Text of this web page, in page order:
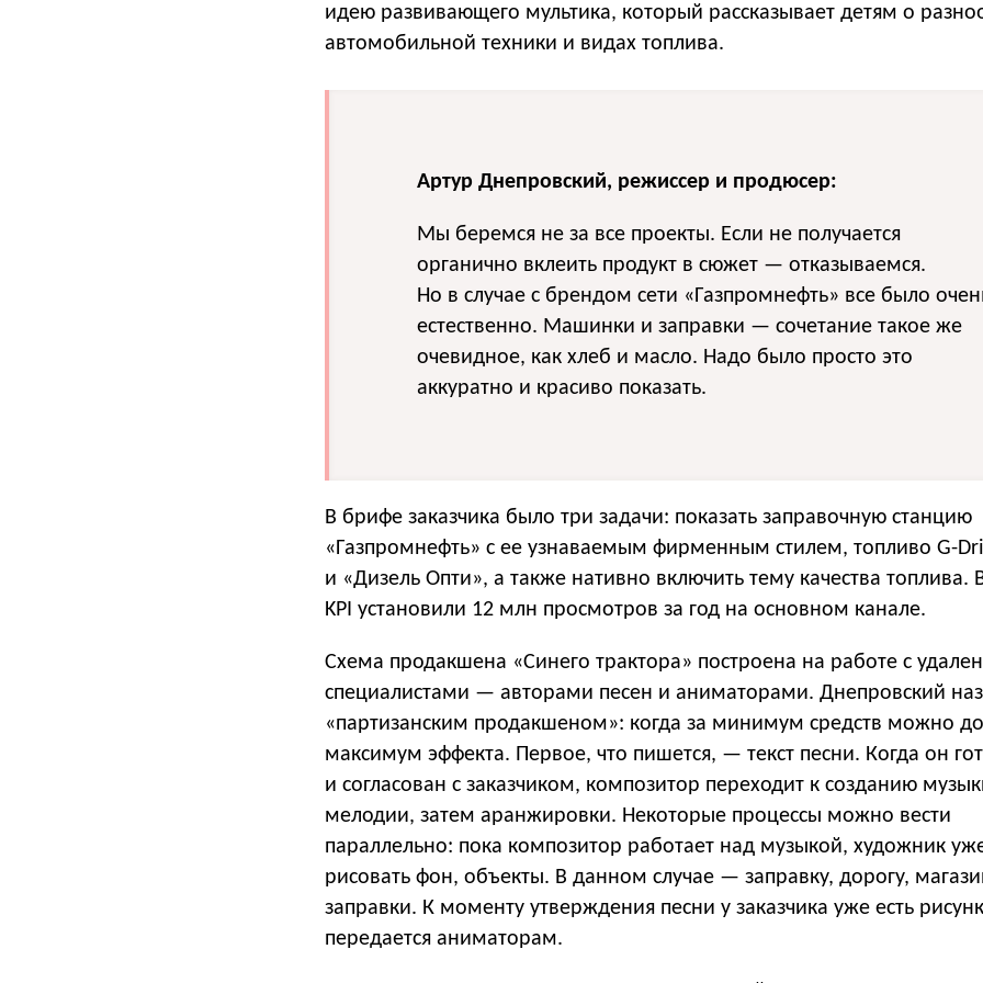
идею развивающего мультика, который рассказывает детям о
автомобильной техники и видах топлива.
Артур Днепровский, режиссер и продюсер:
Мы беремся не за все проекты. Если не получается
органично вклеить продукт в сюжет — отказываемся.
Но в случае с брендом сети «Газпромнефть» все было
естественно. Машинки и заправки — сочетание такое же
очевидное, как хлеб и масло. Надо было просто это
аккуратно и красиво показать.
В брифе заказчика было три задачи: показать заправочную станцию
«Газпромнефть» с ее узнаваемым фирменным стилем, топливо G-
и «Дизель Опти», а также нативно включить тему качества топлива.
KPI установили 12 млн просмотров за год на основном канале.
Схема продакшена «Синего трактора» построена на работе с
специалистами — авторами песен и аниматорами. Днепровский
«партизанским продакшеном»: когда за минимум средств можно
максимум эффекта. Первое, что пишется, — текст песни. Когда он
и согласован с заказчиком, композитор переходит к созданию
мелодии, затем аранжировки. Некоторые процессы можно вести
параллельно: пока композитор работает над музыкой, художник
рисовать фон, объекты. В данном случае — заправку, дорогу,
заправки. К моменту утверждения песни у заказчика уже есть
передается аниматорам.